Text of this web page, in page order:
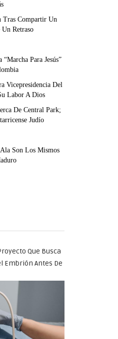
Tras Compartir Un
Un Retraso
Para Jesús”
Vicepresidencia Del
Labor A Dios
De Central Park;
Judío
Son Los Mismos
Que Busca
Embrión Antes De